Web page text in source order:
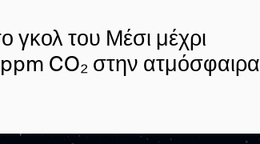
του Μέσι μέχρι
CO₂ στην ατμόσφαιρα